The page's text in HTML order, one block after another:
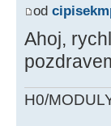
od
Ahoj,
H0/